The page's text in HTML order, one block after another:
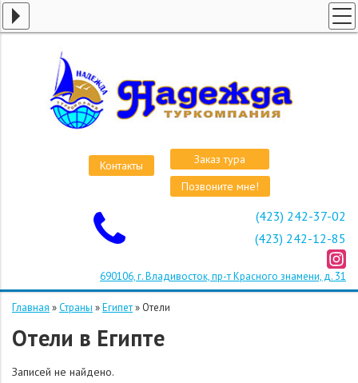
Контакты
Заказ тура
Позвоните мне!
(423) 242-37-02
(423) 242-12-85
690106, г. Владивосток, пр-т Красного знамени, д. 31
ВИЗЫ
АВИАБИЛЕТЫ
ОТЕЛИ
Главная »Страны »Египет» Отели
Отели в Египте
Записей не найдено.